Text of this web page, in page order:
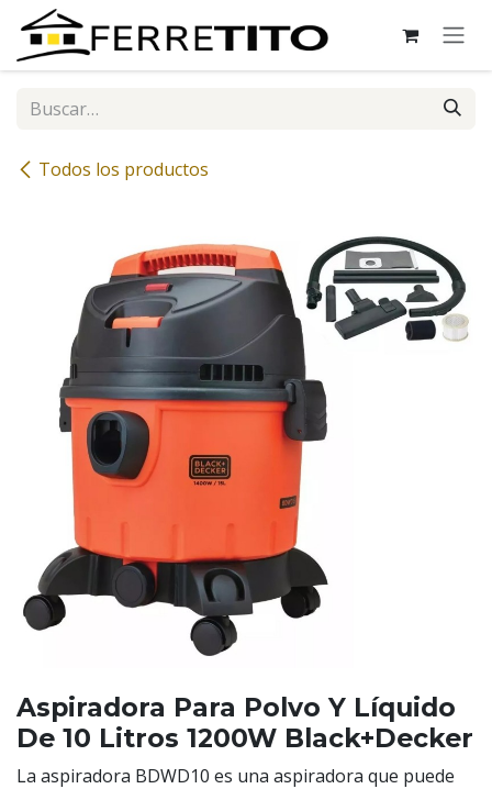
Ir al contenido
Todos los productos
Aspiradora Para Polvo Y Líquido
De 10 Litros 1200W Black+Decker
La aspiradora BDWD10 es una aspiradora que puede